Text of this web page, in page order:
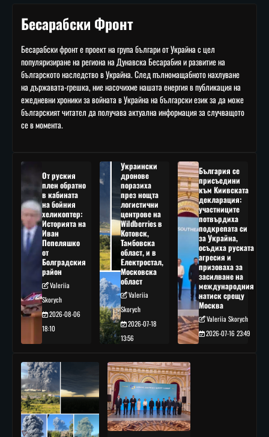
Бесарабски Фронт
Бесарабски фронт е проект на група българи от Украйна с цел
популяризиране на региона на Дунавска Бесарабия и развитие на
българското наследство в Украйна. След пълномащабното нахлуване
на държавата-грешка, ние насочихме нашата енергия в публикация на
ежедневни хроники за войната в Украйна на български език за да може
българският читател да получава актуална информация за случващото
се в момента.
От руския
плен обратно
в кабината
на бойния
хеликоптер:
Историята на
Иван
Пепеляшко
от
Болградския
район
Valeriia
Skorych
2026-08-06
18:10
Украински
дронове
поразиха
през нощта
логистични
центрове на
Wildberries в
Котовск,
Тамбовска
област, и в
Електростал,
Московска
област
Valeriia
Skorych
2026-07-18
13:56
България се
присъедини
към Киивската
декларация:
участниците
потвърдиха
подкрепата си
за Украйна,
осъдиха руската
агресия и
призоваха за
засилване на
международния
натиск срещу
Москва
Valeriia Skorych
2026-07-16 23:49